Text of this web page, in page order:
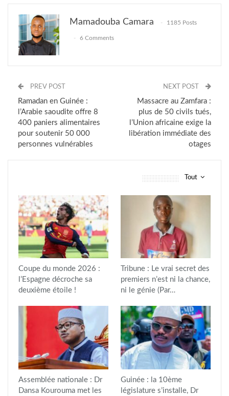
Mamadouba Camara 1185 Posts
6 Comments
PREV POST
Ramadan en Guinée :
l’Arabie saoudite offre 8
400 paniers alimentaires
pour soutenir 50 000
personnes vulnérables
NEXT POST
Massacre au Zamfara :
plus de 50 civils tués,
l’Union africaine exige la
libération immédiate des
otages
Tout
Coupe du monde 2026 :
l’Espagne décroche sa
deuxième étoile !
Tribune : Le vrai secret des
premiers n’est ni la chance,
ni le génie (Par…
Assemblée nationale : Dr
Dansa Kourouma met les
Guinée : la 10ème
législature s’installe, Dr